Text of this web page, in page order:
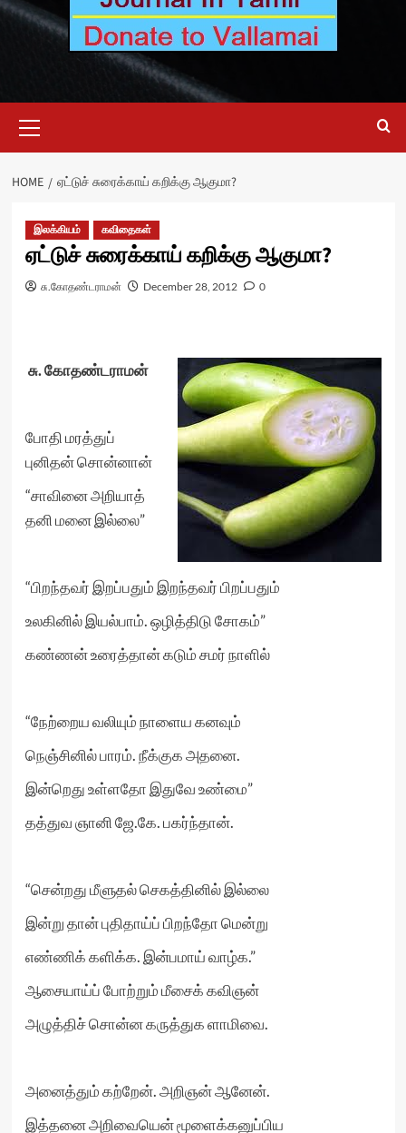
Menu
HOME ஏட்டுச் சுரைக்காய் கறிக்கு ஆகுமா?
இலக்கியம் கவிதைகள்
ஏட்டுச் சுரைக்காய் கறிக்கு ஆகுமா?
சு.கோதண்டராமன் December 28, 2012 0
சு. கோதண்டராமன்
போதி மரத்துப்
புனிதன் சொன்னான்
“சாவினை அறியாத்
தனி மனை இல்லை”
“பிறந்தவர் இறப்பதும் இறந்தவர் பிறப்பதும்
உலகினில் இயல்பாம். ஒழித்திடு சோகம்”
கண்ணன் உரைத்தான் கடும் சமர் நாளில்
“நேற்றைய வலியும் நாளைய கனவும்
நெஞ்சினில் பாரம். நீக்குக அதனை.
இன்றெது உள்ளதோ இதுவே உண்மை”
தத்துவ ஞானி ஜே.கே. பகர்ந்தான்.
“சென்றது மீளுதல் செகத்தினில் இல்லை
இன்று தான் புதிதாய்ப் பிறந்தோ மென்று
எண்ணிக் களிக்க. இன்பமாய் வாழ்க.”
ஆசையாய்ப் போற்றும் மீசைக் கவிஞன்
அழுத்திச் சொன்ன கருத்துக ளாமிவை.
அனைத்தும் கற்றேன். அறிஞன் ஆனேன்.
இத்தனை அறிவையென் மூளைக்கனுப்பிய